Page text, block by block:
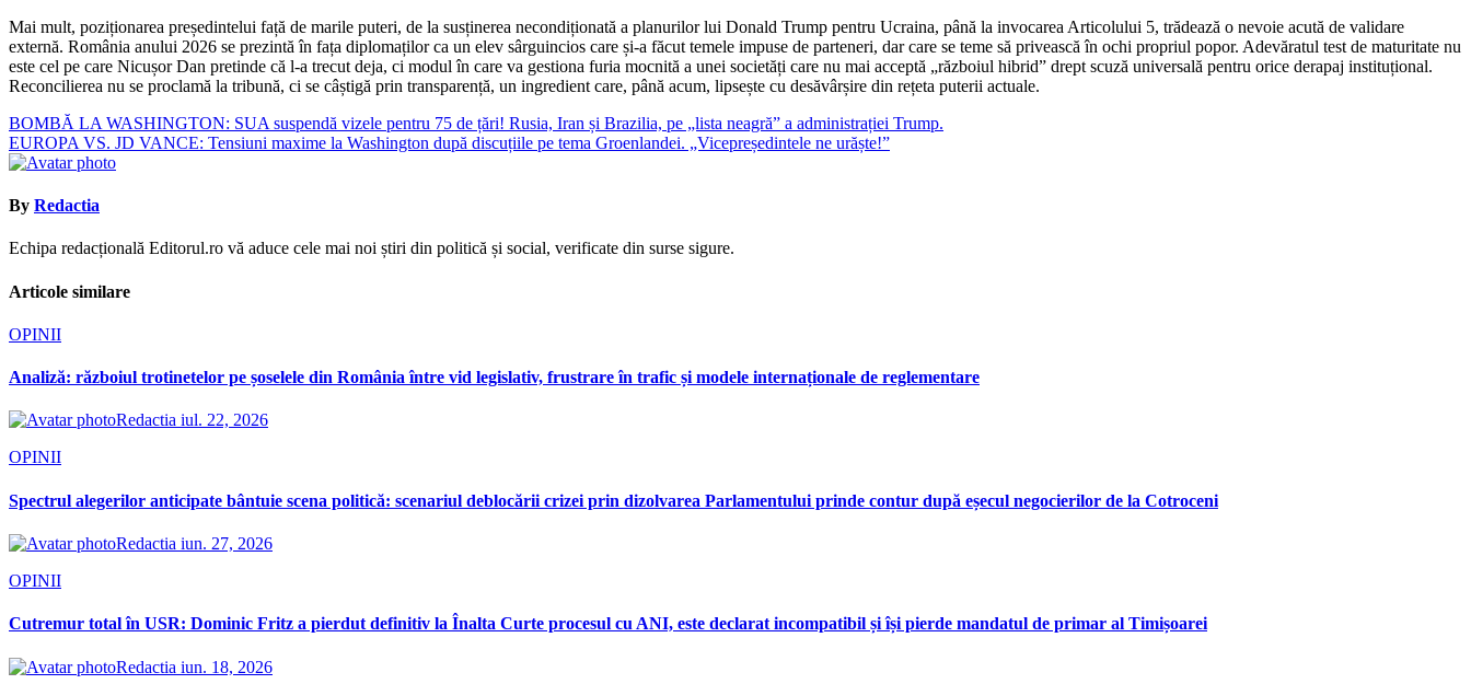
Mai mult, poziționarea președintelui față de marile puteri, de la susținerea necondiționată a planurilor lui Donald Trump pentru Ucraina, până la invocarea Articolului 5, trădează o nevoie acută de validare
externă. România anului 2026 se prezintă în fața diplomaților ca un elev sârguincios care și-a făcut temele impuse de parteneri, dar care se teme să privească în ochi propriul popor. Adevăratul test de maturitate nu
este cel pe care Nicușor Dan pretinde că l-a trecut deja, ci modul în care va gestiona furia mocnită a unei societăți care nu mai acceptă „războiul hibrid” drept scuză universală pentru orice derapaj instituțional.
Reconcilierea nu se proclamă la tribună, ci se câștigă prin transparență, un ingredient care, până acum, lipsește cu desăvârșire din rețeta puterii actuale.
Navigare
în
BOMBĂ LA WASHINGTON: SUA suspendă vizele pentru 75 de țări! Rusia, Iran și Brazilia, pe „lista neagră” a administrației Trump.
EUROPA VS. JD VANCE: Tensiuni maxime la Washington după discuțiile pe tema Groenlandei. „Vicepreședintele ne urăște!”
By Redactia
Echipa redacțională Editorul.ro vă aduce cele mai noi știri din politică și social, verificate din surse sigure.
Articole similare
OPINII
Analiză: războiul trotinetelor pe șoselele din România între vid legislativ, frustrare în trafic și modele internaționale de reglementare
Redactia iul. 22, 2026
OPINII
Spectrul alegerilor anticipate bântuie scena politică: scenariul deblocării crizei prin dizolvarea Parlamentului prinde contur după eșecul negocierilor de la Cotroceni
Redactia iun. 27, 2026
OPINII
Cutremur total în USR: Dominic Fritz a pierdut definitiv la Înalta Curte procesul cu ANI, este declarat incompatibil și își pierde mandatul de primar al Timișoarei
Redactia iun. 18, 2026